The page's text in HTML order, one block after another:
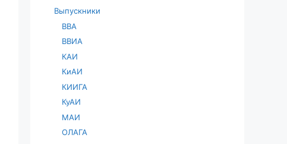
Выпускники
ВВА
ВВИА
КАИ
КиАИ
КИИГА
КуАИ
МАИ
ОЛАГА